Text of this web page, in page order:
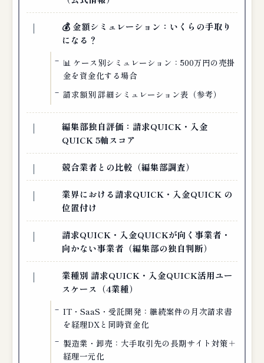
💰 金額シミュレーション：いくらの手取り
になる？
📊 ケース別シミュレーション：500万円の売掛
金を資金化する場合
請求額別 詳細シミュレーション表（参考）
編集部独自評価：請求QUICK・入金
QUICK 5軸スコア
競合業者との比較（編集部調査）
業界における請求QUICK・入金QUICK の
位置付け
請求QUICK・入金QUICKが向く事業者・
向かない事業者（編集部の独自判断）
業種別 請求QUICK・入金QUICK活用ユー
スケース（4業種）
IT・SaaS・受託開発：継続案件の月次請求書
を経理DXと同時資金化
製造業・卸売：大手取引先の長期サイト対策＋
経理一元化